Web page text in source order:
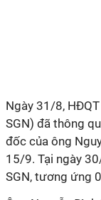
Ngày 31/8,
SGN) đã thông
đốc của ông
15/9. Tại ngày
SGN, tương ứng